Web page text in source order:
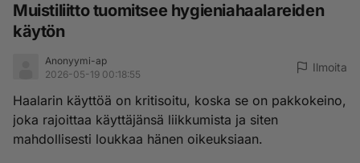
Muistiliitto tuomitsee hygieniahaalareiden
käytön
Anonyymi-ap
2026-05-19 00:18:55
Ilmoita
Haalarin käyttöä on kritisoitu, koska se on pakkokeino,
joka rajoittaa käyttäjänsä liikkumista ja siten
mahdollisesti loukkaa hänen oikeuksiaan.